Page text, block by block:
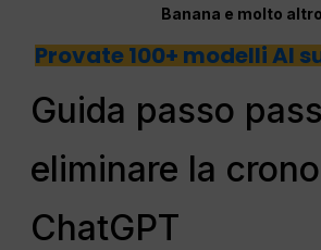
Banana e molto
Provate 100+ modelli AI
Guida passo
eliminare la
ChatGPT